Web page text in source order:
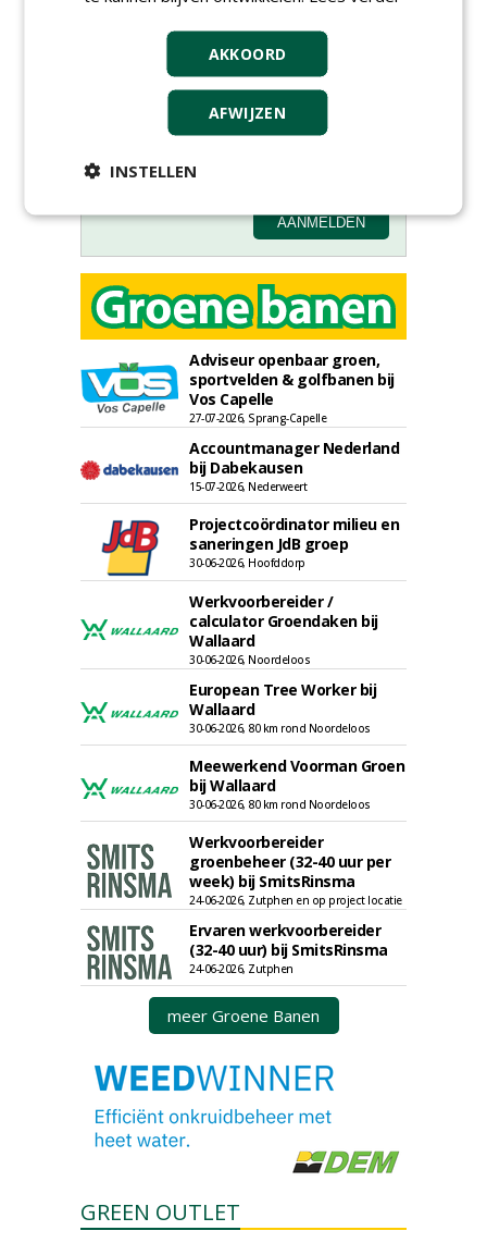
nieuwsbrief.
Adviseur openbaar groen,
sportvelden & golfbanen bij
Vos Capelle
27-07-2026, Sprang-Capelle
Accountmanager Nederland
bij Dabekausen
15-07-2026, Nederweert
Projectcoördinator milieu en
saneringen JdB groep
30-06-2026, Hoofddorp
Werkvoorbereider /
calculator Groendaken bij
Wallaard
30-06-2026, Noordeloos
European Tree Worker bij
Wallaard
30-06-2026, 80 km rond Noordeloos
Meewerkend Voorman Groen
bij Wallaard
30-06-2026, 80 km rond Noordeloos
Werkvoorbereider
groenbeheer (32-40 uur per
week) bij SmitsRinsma
24-06-2026, Zutphen en op project locatie
Ervaren werkvoorbereider
(32-40 uur) bij SmitsRinsma
24-06-2026, Zutphen
meer Groene Banen
GREEN OUTLET
AKKOORD
AFWIJZEN
INSTELLEN